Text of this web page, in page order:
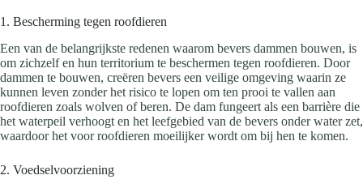
1. Bescherming tegen roofdieren
Een van de belangrijkste redenen waarom bevers dammen bouwen, is
om zichzelf en hun territorium te beschermen tegen roofdieren. Door
dammen te bouwen, creëren bevers een veilige omgeving waarin ze
kunnen leven zonder het risico te lopen om ten prooi te vallen aan
roofdieren zoals wolven of beren. De dam fungeert als een barrière die
het waterpeil verhoogt en het leefgebied van de bevers onder water zet,
waardoor het voor roofdieren moeilijker wordt om bij hen te komen.
2. Voedselvoorziening